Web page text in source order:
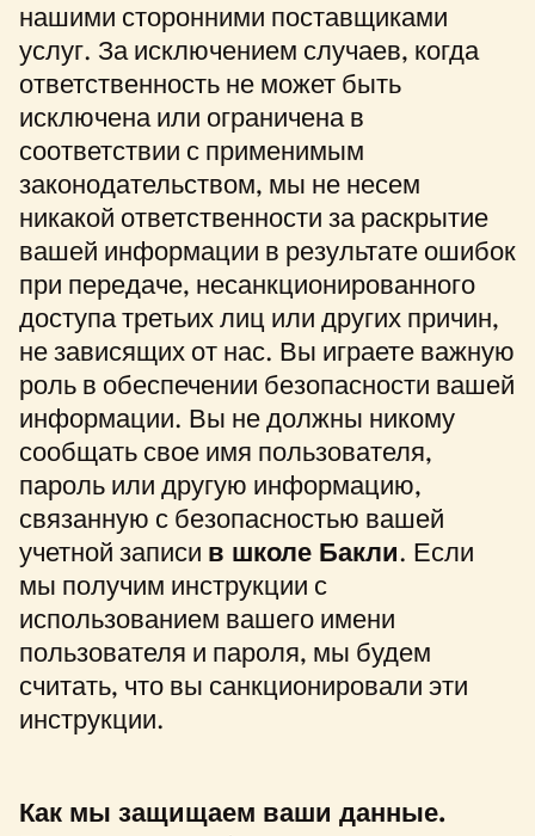
нашими сторонними поставщиками
услуг. За исключением случаев, когда
ответственность не может быть
исключена или ограничена в
соответствии с применимым
законодательством, мы не несем
никакой ответственности за раскрытие
вашей информации в результате ошибок
при передаче, несанкционированного
доступа третьих лиц или других причин,
не зависящих от нас. Вы играете важную
роль в обеспечении безопасности вашей
информации. Вы не должны никому
сообщать свое имя пользователя,
пароль или другую информацию,
связанную с безопасностью вашей
учетной записи в школе Бакли. Если
мы получим инструкции с
использованием вашего имени
пользователя и пароля, мы будем
считать, что вы санкционировали эти
инструкции.
Как мы защищаем ваши данные.